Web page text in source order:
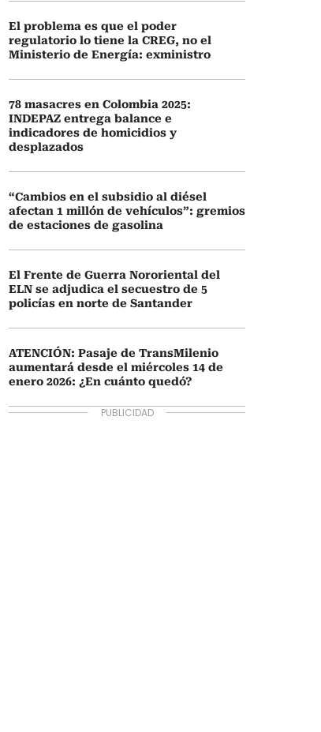
El problema es que el poder
regulatorio lo tiene la CREG, no el
Ministerio de Energía: exministro
78 masacres en Colombia 2025:
INDEPAZ entrega balance e
indicadores de homicidios y
desplazados
“Cambios en el subsidio al diésel
afectan 1 millón de vehículos”: gremios
de estaciones de gasolina
El Frente de Guerra Nororiental del
ELN se adjudica el secuestro de 5
policías en norte de Santander
ATENCIÓN: Pasaje de TransMilenio
aumentará desde el miércoles 14 de
enero 2026: ¿En cuánto quedó?